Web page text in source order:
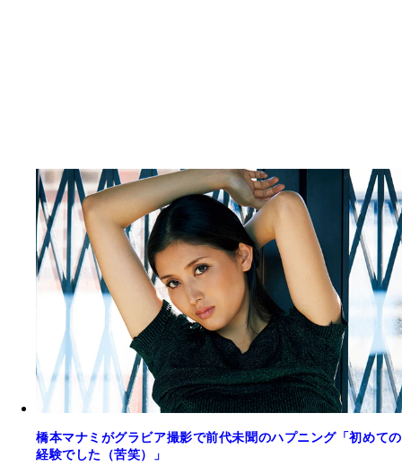
橋本マナミがグラビア撮影で前代未聞のハプニング「初めての
経験でした（苦笑）」